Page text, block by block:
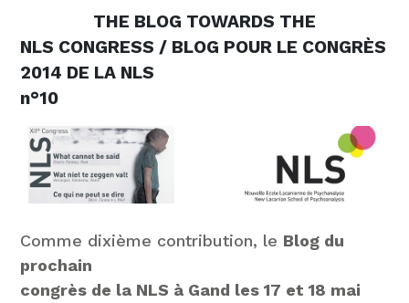
THE BLOG TOWARDS THE
NLS CONGRESS / BLOG POUR LE CONGRÈS
2014 DE LA NLS
n°10
Comme dixième contribution, le Blog du
prochain
congrès de la NLS à Gand les 17 et 18 mai